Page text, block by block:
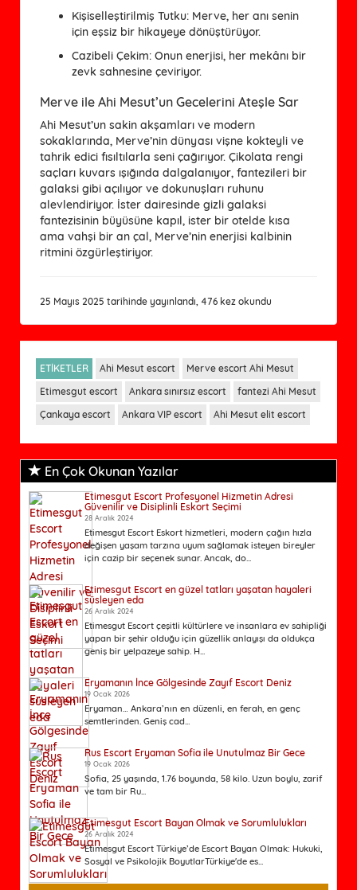
Kişiselleştirilmiş Tutku: Merve, her anı senin
için eşsiz bir hikayeye dönüştürüyor.
Cazibeli Çekim: Onun enerjisi, her mekânı bir
zevk sahnesine çeviriyor.
Merve ile Ahi Mesut’un Gecelerini Ateşle Sar
Ahi Mesut’un sakin akşamları ve modern
sokaklarında, Merve’nin dünyası vişne kokteyli ve
tahrik edici fısıltılarla seni çağırıyor. Çikolata rengi
saçları kuvars ışığında dalgalanıyor, fantezileri bir
galaksi gibi açılıyor ve dokunuşları ruhunu
alevlendiriyor. İster dairesinde gizli galaksi
fantezisinin büyüsüne kapıl, ister bir otelde kısa
ama vahşi bir an çal, Merve’nin enerjisi kalbinin
ritmini özgürleştiriyor.
25 Mayıs 2025 tarihinde yayınlandı, 476 kez okundu
ETİKETLER Ahi Mesut escort
Merve escort Ahi Mesut
Etimesgut escort
Ankara sınırsız escort
fantezi Ahi Mesut
Çankaya escort
Ankara VIP escort Ahi Mesut elit escort
En Çok Okunan Yazılar
Etimesgut Escort Profesyonel Hizmetin Adresi
Güvenilir ve Disiplinli Eskort Seçimi
28 Aralık 2024
Etimesgut Escort Eskort hizmetleri, modern çağın hızla
değişen yaşam tarzına uyum sağlamak isteyen bireyler
için cazip bir seçenek sunar. Ancak, do...
Etimesgut Escort en güzel tatları yaşatan hayaleri
süsleyen eda
26 Aralık 2024
Etimesgut Escort çeşitli kültürlere ve insanlara ev sahipliği
yapan bir şehir olduğu için güzellik anlayışı da oldukça
geniş bir yelpazeye sahip. H...
Eryamanın İnce Gölgesinde Zayıf Escort Deniz
19 Ocak 2026
Eryaman… Ankara’nın en düzenli, en ferah, en genç
semtlerinden. Geniş cad...
Rus Escort Eryaman Sofia ile Unutulmaz Bir Gece
19 Ocak 2026
Sofia, 25 yaşında, 1.76 boyunda, 58 kilo. Uzun boylu, zarif
ve tam bir Ru...
Etimesgut Escort Bayan Olmak ve Sorumlulukları
26 Aralık 2024
Etimesgut Escort Türkiye’de Escort Bayan Olmak: Hukuki,
Sosyal ve Psikolojik BoyutlarTürkiye'de es...